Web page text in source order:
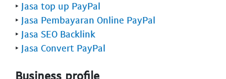
‣ Jasa top up PayPal
‣ Jasa Pembayaran Online PayPal
‣ Jasa SEO Backlink
‣ Jasa Convert PayPal
Business profile